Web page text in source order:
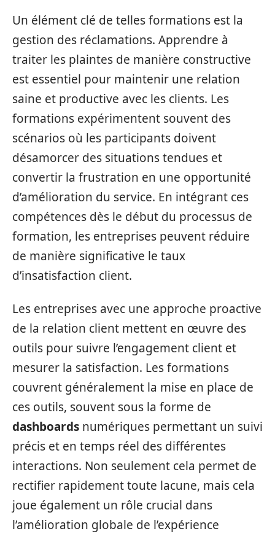
Un élément clé de telles formations est la
gestion des réclamations. Apprendre à
traiter les plaintes de manière constructive
est essentiel pour maintenir une relation
saine et productive avec les clients. Les
formations expérimentent souvent des
scénarios où les participants doivent
désamorcer des situations tendues et
convertir la frustration en une opportunité
d’amélioration du service. En intégrant ces
compétences dès le début du processus de
formation, les entreprises peuvent réduire
de manière significative le taux
d’insatisfaction client.
Les entreprises avec une approche proactive
de la relation client mettent en œuvre des
outils pour suivre l’engagement client et
mesurer la satisfaction. Les formations
couvrent généralement la mise en place de
ces outils, souvent sous la forme de
dashboards numériques permettant un suivi
précis et en temps réel des différentes
interactions. Non seulement cela permet de
rectifier rapidement toute lacune, mais cela
joue également un rôle crucial dans
l’amélioration globale de l’expérience